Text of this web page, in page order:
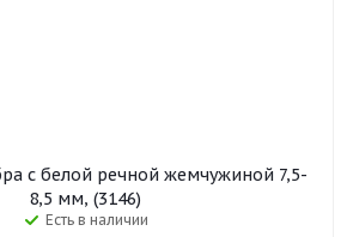
с белой речной жемчужиной 7,5-
8,5 мм, (3146)
Есть в наличии